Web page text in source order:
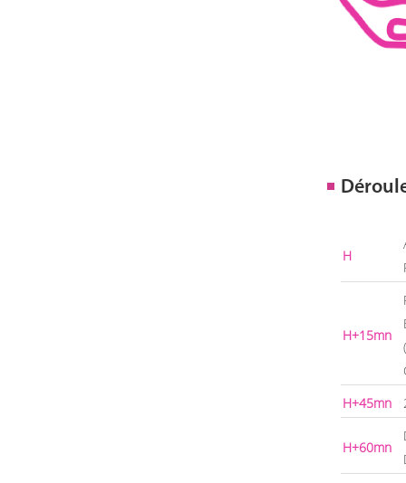
H
H+15mn
H+45mn
H+60mn